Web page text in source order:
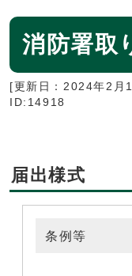
消防署取
[更新日： 2024年2月
ID:14918
届出様式
条例等